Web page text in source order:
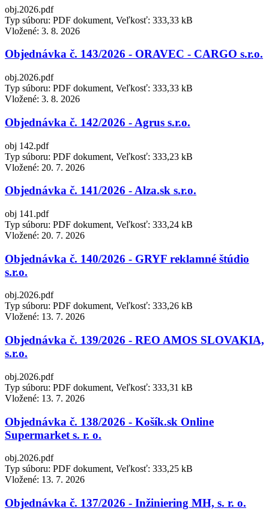
obj.2026.pdf
Typ súboru: PDF dokument, Veľkosť: 333,33 kB
Vložené: 3. 8. 2026
Objednávka č. 143/2026 - ORAVEC - CARGO s.r.o.
obj.2026.pdf
Typ súboru: PDF dokument, Veľkosť: 333,33 kB
Vložené: 3. 8. 2026
Objednávka č. 142/2026 - Agrus s.r.o.
obj 142.pdf
Typ súboru: PDF dokument, Veľkosť: 333,23 kB
Vložené: 20. 7. 2026
Objednávka č. 141/2026 - Alza.sk s.r.o.
obj 141.pdf
Typ súboru: PDF dokument, Veľkosť: 333,24 kB
Vložené: 20. 7. 2026
Objednávka č. 140/2026 - GRYF reklamné štúdio
s.r.o.
obj.2026.pdf
Typ súboru: PDF dokument, Veľkosť: 333,26 kB
Vložené: 13. 7. 2026
Objednávka č. 139/2026 - REO AMOS SLOVAKIA,
s.r.o.
obj.2026.pdf
Typ súboru: PDF dokument, Veľkosť: 333,31 kB
Vložené: 13. 7. 2026
Objednávka č. 138/2026 - Košík.sk Online
Supermarket s. r. o.
obj.2026.pdf
Typ súboru: PDF dokument, Veľkosť: 333,25 kB
Vložené: 13. 7. 2026
Objednávka č. 137/2026 - Inžiniering MH, s. r. o.